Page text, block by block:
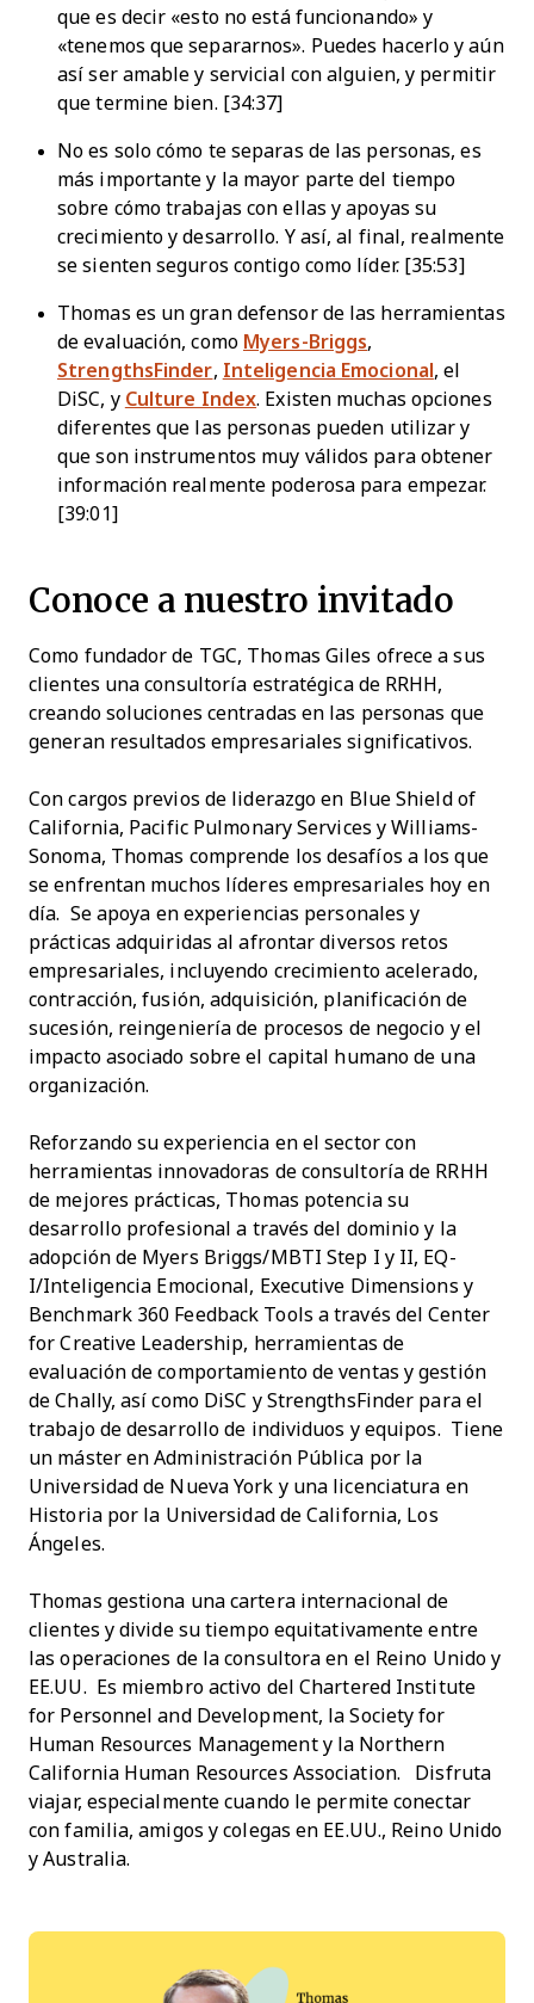
que es decir «esto no está funcionando» y
«tenemos que separarnos». Puedes hacerlo y aún
así ser amable y servicial con alguien, y permitir
que termine bien. [34:37]
No es solo cómo te separas de las personas, es
más importante y la mayor parte del tiempo
sobre cómo trabajas con ellas y apoyas su
crecimiento y desarrollo. Y así, al final, realmente
se sienten seguros contigo como líder. [35:53]
Thomas es un gran defensor de las herramientas
de evaluación, como Myers-Briggs,
StrengthsFinder, Inteligencia Emocional , el
DiSC, y Culture Index. Existen muchas opciones
diferentes que las personas pueden utilizar y
que son instrumentos muy válidos para obtener
información realmente poderosa para empezar.
[39:01]
Conoce a nuestro invitado
Como fundador de TGC, Thomas Giles ofrece a sus
clientes una consultoría estratégica de RRHH,
creando soluciones centradas en las personas que
generan resultados empresariales significativos.
Con cargos previos de liderazgo en Blue Shield of
California, Pacific Pulmonary Services y Williams-
Sonoma, Thomas comprende los desafíos a los que
se enfrentan muchos líderes empresariales hoy en
día. Se apoya en experiencias personales y
prácticas adquiridas al afrontar diversos retos
empresariales, incluyendo crecimiento acelerado,
contracción, fusión, adquisición, planificación de
sucesión, reingeniería de procesos de negocio y el
impacto asociado sobre el capital humano de una
organización.
Reforzando su experiencia en el sector con
herramientas innovadoras de consultoría de RRHH
de mejores prácticas, Thomas potencia su
desarrollo profesional a través del dominio y la
adopción de Myers Briggs/MBTI Step I y II, EQ-
I/Inteligencia Emocional, Executive Dimensions y
Benchmark 360 Feedback Tools a través del Center
for Creative Leadership, herramientas de
evaluación de comportamiento de ventas y gestión
de Chally, así como DiSC y StrengthsFinder para el
trabajo de desarrollo de individuos y equipos. Tiene
un máster en Administración Pública por la
Universidad de Nueva York y una licenciatura en
Historia por la Universidad de California, Los
Ángeles.
Thomas gestiona una cartera internacional de
clientes y divide su tiempo equitativamente entre
las operaciones de la consultora en el Reino Unido y
EE.UU. Es miembro activo del Chartered Institute
for Personnel and Development, la Society for
Human Resources Management y la Northern
California Human Resources Association. Disfruta
viajar, especialmente cuando le permite conectar
con familia, amigos y colegas en EE.UU., Reino Unido
y Australia.